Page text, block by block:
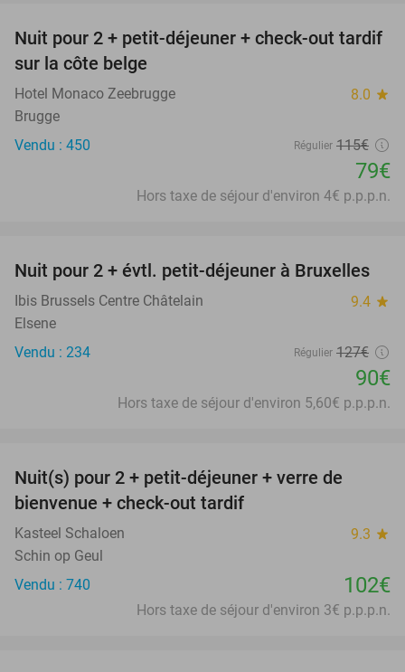
31%
Nuit pour 2 + petit-déjeuner + check-out tardif
sur la côte belge
Hotel Monaco Zeebrugge 8.0 star
Brugge
Vendu : 450
Régulier 115€
79€
Hors taxe de séjour d'environ 4€ p.p.p.n.
29%
Nuit pour 2 + évtl. petit-déjeuner à Bruxelles
Ibis Brussels Centre Châtelain 9.4 star
Elsene
Vendu : 234
Régulier 127€
90€
Hors taxe de séjour d'environ 5,60€ p.p.p.n.
Nuit(s) pour 2 + petit-déjeuner + verre de
bienvenue + check-out tardif
Kasteel Schaloen 9.3 star
Schin op Geul
Vendu : 740
102€
Hors taxe de séjour d'environ 3€ p.p.p.n.